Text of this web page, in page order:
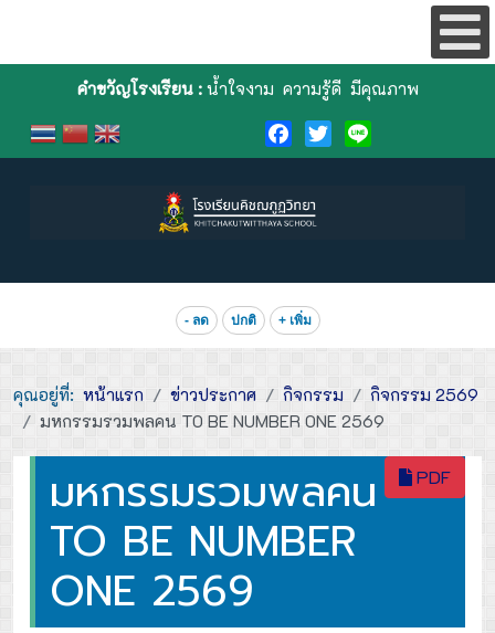
คำขวัญโรงเรียน :น้ำใจงาม ความรู้ดี มีคุณภาพ
Facebook
TwitterLine
- ลด ปกติ + เพิ่ม
คุณอยู่ที่: หน้าแรก ข่าวประกาศ กิจกรรม
กิจกรรม 2569
มหกรรมรวมพลคน TO BE NUMBER ONE 2569
PDF
มหกรรมรวมพลคน
TO BE NUMBER
ONE 2569